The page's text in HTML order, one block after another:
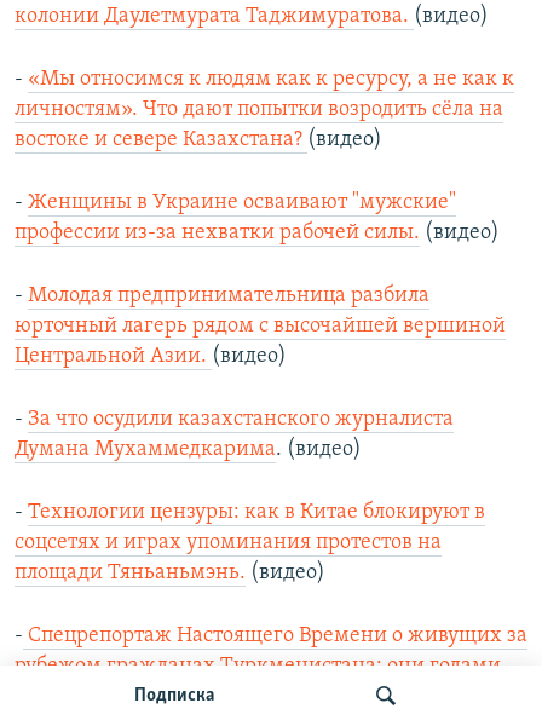
Подписка
колонии Даулетмурата Таджимуратова. (видео)
- «Мы относимся к людям как к ресурсу, а не как к
личностям». Что дают попытки возродить сёла на
востоке и севере Казахстана? (видео)
- Женщины в Украине осваивают "мужские"
профессии из-за нехватки рабочей силы. (видео)
- Молодая предпринимательница разбила
юрточный лагерь рядом с высочайшей вершиной
Центральной Азии. (видео)
- За что осудили казахстанского журналиста
Думана Мухаммедкарима. (видео)
- Технологии цензуры: как в Китае блокируют в
соцсетях и играх упоминания протестов на
площади Тяньаньмэнь. (видео)
- Спецрепортаж Настоящего Времени о живущих за
рубежом гражданах Туркменистана: они годами
не видят близких и умирают на чужбине.